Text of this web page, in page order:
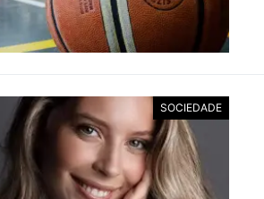
SOCIEDADE